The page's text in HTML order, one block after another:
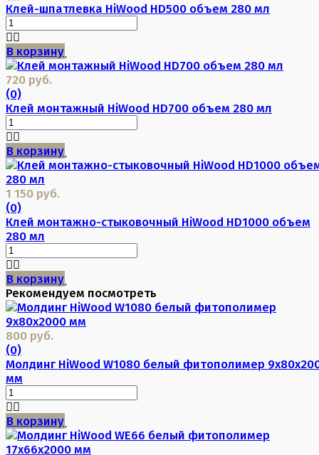
Клей-шпатлевка HiWood HD500 объем 280 мл
В корзину
720 руб.
(0)
Клей монтажный HiWood HD700 объем 280 мл
В корзину
1 150 руб.
(0)
Клей монтажно-стыковочный HiWood HD1000 объем
280 мл
В корзину
Рекомендуем посмотреть
800 руб.
(0)
Молдинг HiWood W1080 белый фитополимер
мм
В корзину